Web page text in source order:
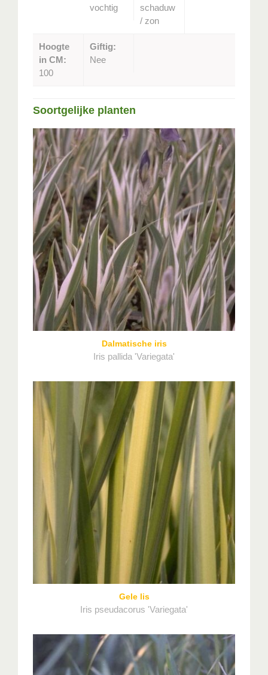
vochtig
schaduw
/ zon
Hoogte
in CM:
100
Giftig:
Nee
Soortgelijke planten
Dalmatische iris
Iris pallida 'Variegata'
Gele lis
Iris pseudacorus 'Variegata'